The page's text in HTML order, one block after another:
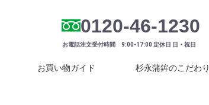
0120-46-1230
お電話注文受付時間 9:00-17:00 定休日 日・祝日
お買い物ガイド 杉永蒲鉾のこだわり